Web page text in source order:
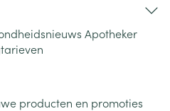
Apotheker
producten en promoties